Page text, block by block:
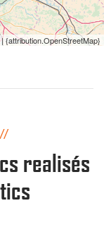
{attribution.OpenStreetMap}
realisés